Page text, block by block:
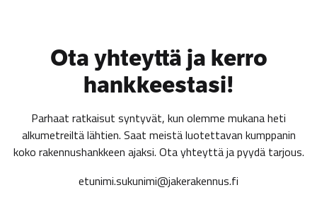
Ota yhteyttä ja kerro
hankkeestasi!
Parhaat ratkaisut syntyvät, kun olemme mukana heti
alkumetreiltä lähtien. Saat meistä luotettavan kumppanin
koko rakennushankkeen ajaksi. Ota yhteyttä ja pyydä tarjous.
etunimi.sukunimi@jakerakennus.fi